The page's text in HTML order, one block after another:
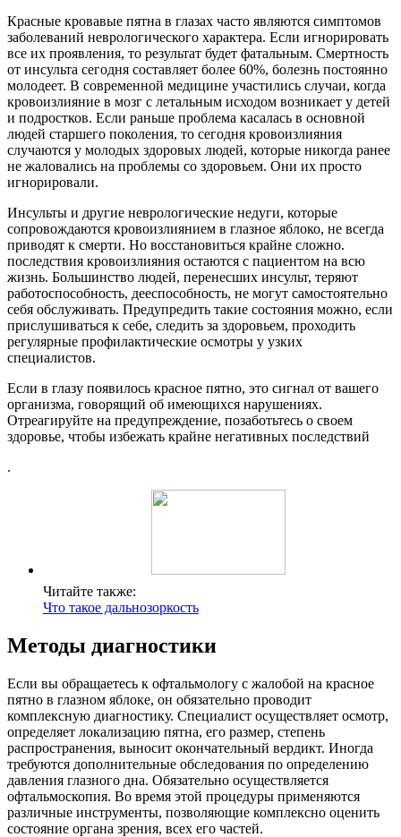
Красные кровавые пятна в глазах часто являются симптомов
заболеваний неврологического характера. Если игнорировать
все их проявления, то результат будет фатальным. Смертность
от инсульта сегодня составляет более 60%, болезнь постоянно
молодеет. В современной медицине участились случаи, когда
кровоизлияние в мозг с летальным исходом возникает у детей
и подростков. Если раньше проблема касалась в основной
людей старшего поколения, то сегодня кровоизлияния
случаются у молодых здоровых людей, которые никогда ранее
не жаловались на проблемы со здоровьем. Они их просто
игнорировали.
Инсульты и другие неврологические недуги, которые
сопровождаются кровоизлиянием в глазное яблоко, не всегда
приводят к смерти. Но восстановиться крайне сложно.
последствия кровоизлияния остаются с пациентом на всю
жизнь. Большинство людей, перенесших инсульт, теряют
работоспособность, дееспособность, не могут самостоятельно
себя обслуживать. Предупредить такие состояния можно, если
прислушиваться к себе, следить за здоровьем, проходить
регулярные профилактические осмотры у узких
специалистов.
Если в глазу появилось красное пятно, это сигнал от вашего
организма, говорящий об имеющихся нарушениях.
Отреагируйте на предупреждение, позаботьтесь о своем
здоровье, чтобы избежать крайне негативных последствий
.
Читайте также:
Что такое дальнозоркость
Методы диагностики
Если вы обращаетесь к офтальмологу с жалобой на красное
пятно в глазном яблоке, он обязательно проводит
комплексную диагностику. Специалист осуществляет осмотр,
определяет локализацию пятна, его размер, степень
распространения, выносит окончательный вердикт. Иногда
требуются дополнительные обследования по определению
давления глазного дна. Обязательно осуществляется
офтальмоскопия. Во время этой процедуры применяются
различные инструменты, позволяющие комплексно оценить
состояние органа зрения, всех его частей.